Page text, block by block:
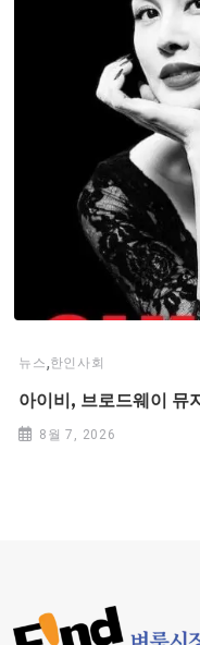
뉴스,한인사회
아이비, 브로드웨이 뮤
8월 7, 2026